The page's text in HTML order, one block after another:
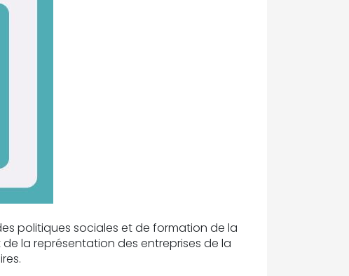
politiques sociales et de formation de la
la représentation des entreprises de la